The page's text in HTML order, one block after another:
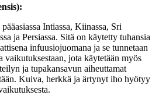
Intiassa, Kiinassa, Sri
ja Persiassa. Sitä on käytetty tuhansia
infuusiojuomana ja se tunnetaan
vaikutuksestaan, jota käytetään myös
ja tupakansavun aiheuttamat
Kuiva, herkkä ja ärtynyt iho hyötyy